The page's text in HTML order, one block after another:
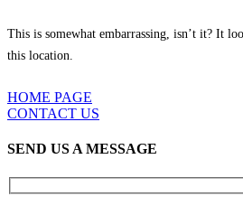
This is somewhat embarrassing, isn’t it? It
this location.
HOME PAGE
CONTACT US
SEND US A MESSAGE